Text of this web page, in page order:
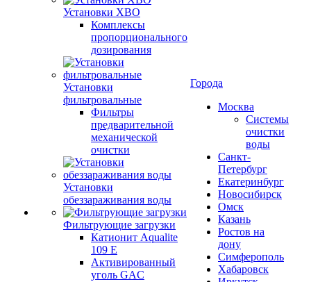
Установки ХВО
Комплексы
пропорционального
дозирования
Установки
фильтровальные
Фильтры
предварительной
механической
очистки
Установки
обеззараживания воды
Фильтрующие загрузки
Катионит Aqualite
109 E
Активированный
уголь GAC
Города
Москва
Системы
очистки
воды
Санкт-
Петербург
Екатеринбург
Новосибирск
Омск
Казань
Ростов на
дону
Симферополь
Хабаровск